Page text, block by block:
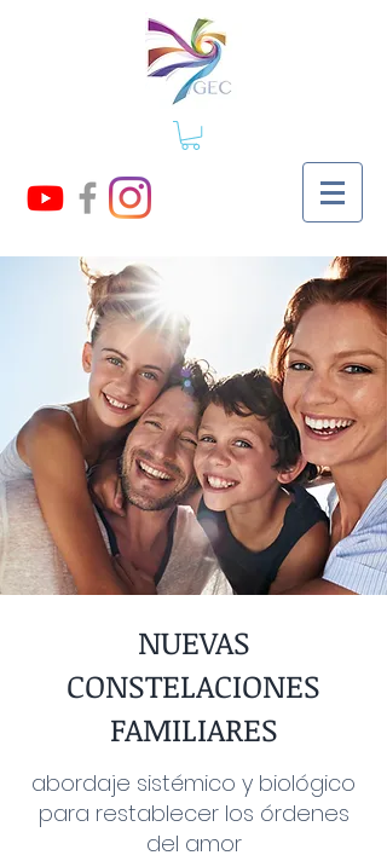
NUEVAS
CONSTELACIONES
FAMILIARES
abordaje sistémico y biológico
para restablecer los órdenes
del amor